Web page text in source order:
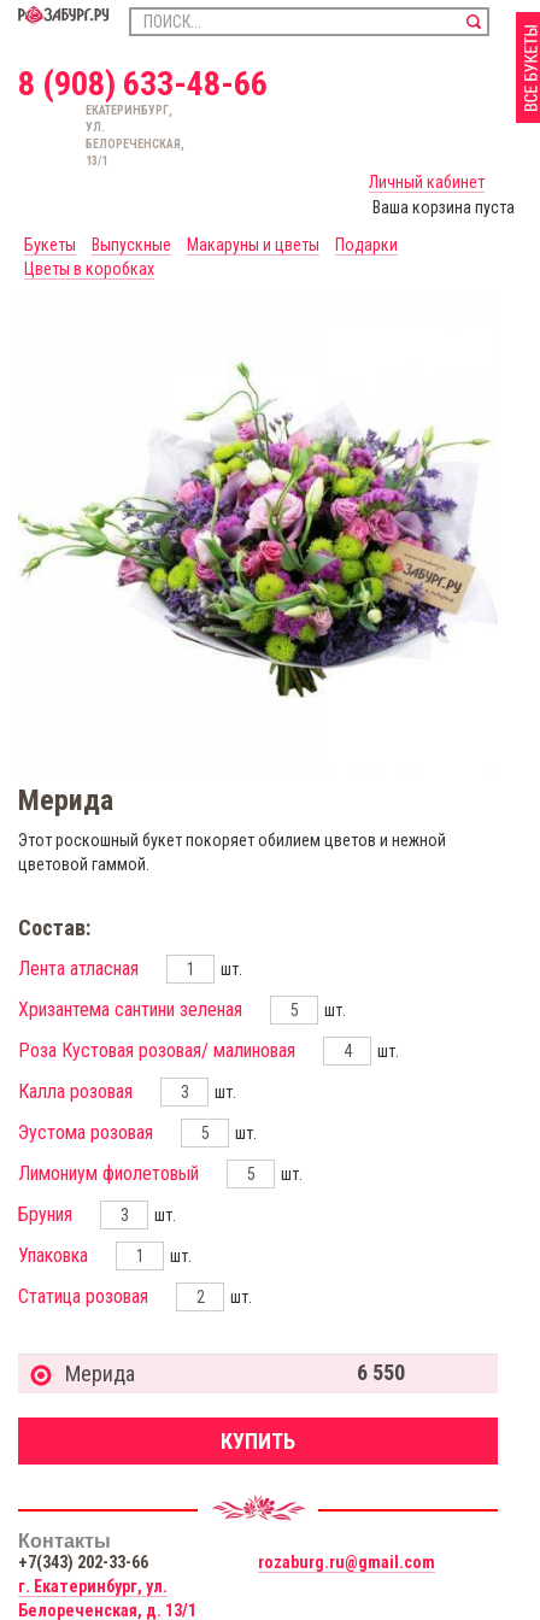
8 (908) 633-48-66
ЕКАТЕРИНБУРГ,
УЛ.
БЕЛОРЕЧЕНСКАЯ,
13/1
Личный кабинет
Ваша корзина пуста
Букеты
Выпускные Макаруны и цветы
Подарки
Цветы в коробках
Мерида
Этот роскошный букет покоряет обилием цветов и нежной
цветовой гаммой.
Состав:
Лента атласная шт.
Хризантема сантини зеленая шт.
Роза Кустовая розовая/ малиновая шт.
Калла розовая шт.
Эустома розовая шт.
Лимониум фиолетовый шт.
Бруния шт.
Упаковка шт.
Статица розовая шт.
Мерида 6 550
КУПИТЬ
Контакты
+7(343) 202-33-66
rozaburg.ru@gmail.com
г. Екатеринбург, ул.
Белореченская, д. 13/1